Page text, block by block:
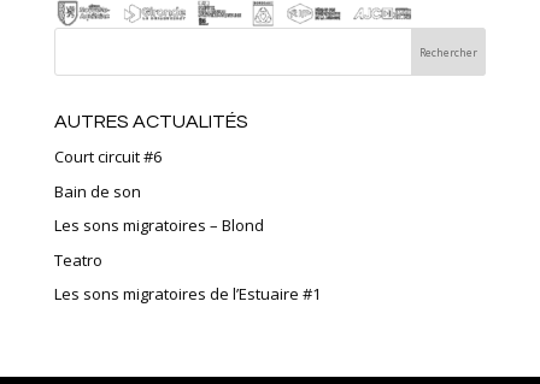
AUTRES ACTUALITÉS
Court circuit #6
Bain de son
Les sons migratoires – Blond
Teatro
Les sons migratoires de l’Estuaire #1